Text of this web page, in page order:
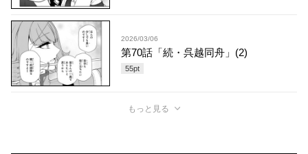
2026/03/06
第70話「続・呉越同舟」(2)
55pt
もっと見る